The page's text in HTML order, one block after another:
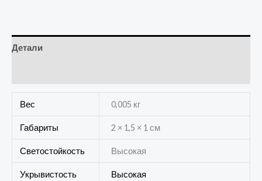
Детали
Вес 0,005 кг
Габариты 2 × 1,5 × 1 см
Светостойкость Высокая
Укрывистость Высокая